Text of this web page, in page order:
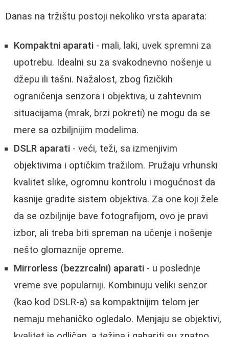
Danas na tržištu postoji nekoliko vrsta aparata:
Kompaktni aparati - mali, laki, uvek spremni za
upotrebu. Idealni su za svakodnevno nošenje u
džepu ili tašni. Nažalost, zbog fizičkih
ograničenja senzora i objektiva, u zahtevnim
situacijama (mrak, brzi pokreti) ne mogu da se
mere sa ozbiljnijim modelima.
DSLR aparati - veći, teži, sa izmenjivim
objektivima i optičkim tražilom. Pružaju vrhunski
kvalitet slike, ogromnu kontrolu i mogućnost da
kasnije gradite sistem objektiva. Za one koji žele
da se ozbiljnije bave fotografijom, ovo je pravi
izbor, ali treba biti spreman na učenje i nošenje
nešto glomaznije opreme.
Mirrorless (bezzrcalni) aparati - u poslednje
vreme sve popularniji. Kombinuju veliki senzor
(kao kod DSLR-a) sa kompaktnijim telom jer
nemaju mehaničko ogledalo. Menjaju se objektivi,